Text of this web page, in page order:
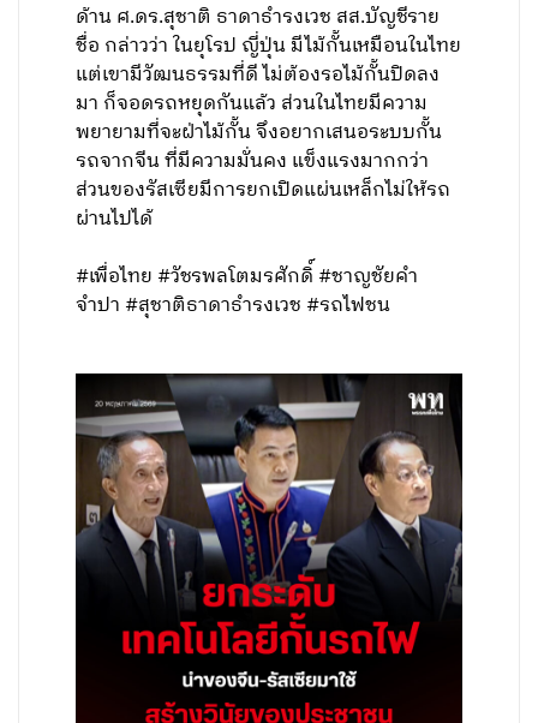
ด้าน ศ.ดร.สุชาติ ธาดาธำรงเวช สส.บัญชีราย
ชื่อ กล่าวว่า ในยุโรป ญี่ปุ่น มีไม้กั้นเหมือนในไทย
แต่เขามีวัฒนธรรมที่ดี ไม่ต้องรอไม้กั้นปิดลง
มา ก็จอดรถหยุดกันแล้ว ส่วนในไทยมีความ
พยายามที่จะฝ่าไม้กั้น จึงอยากเสนอระบบกั้น
รถจากจีน ที่มีความมั่นคง แข็งแรงมากกว่า
ส่วนของรัสเซียมีการยกเปิดแผ่นเหล็กไม่ให้รถ
ผ่านไปได้
#เพื่อไทย #วัชรพลโตมรศักดิ์ #ชาญชัยคำ
จำปา #สุชาติธาดาธำรงเวช #รถไฟชน